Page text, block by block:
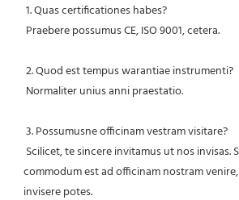
1. Quas certificationes habes?
Praebere possumus CE, ISO 9001, cetera.
2. Quod est tempus warantiae instrumenti?
Normaliter unius anni praestatio.
3. Possumusne officinam vestram visitare?
commodum est ad officinam nostram
invisere potes.